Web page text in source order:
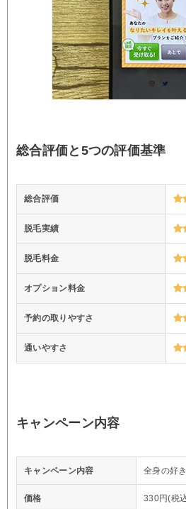
総合評価と5つの評価基準
総合評価
脱毛実績
脱毛料金
オプション料金
予約の取りやすさ
通いやすさ
キャンペーン内容
キャンペーン内容 全身の好
価格 330円(税